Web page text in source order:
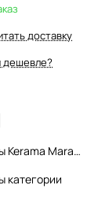
доставку
дешевле?
Все товары Kerama Marazzi
категории